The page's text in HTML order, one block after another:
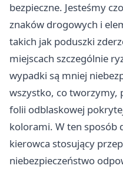
bezpieczne. Jesteśmy
znaków drogowych i
takich jak poduszki
miejscach szczególnie
wypadki są mniej
wszystko, co tworzymy,
folii odblaskowej
kolorami. W ten sposób
kierowca stosujący
niebezpieczeństwo